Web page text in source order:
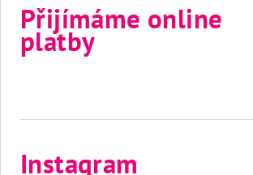
Přijímáme online
platby
Instagram